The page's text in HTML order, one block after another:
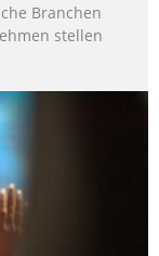
Branchen
stellen